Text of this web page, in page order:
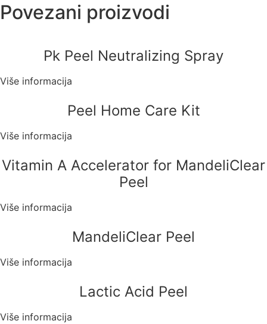
Povezani proizvodi
Pk Peel Neutralizing Spray
Više informacija
Peel Home Care Kit
Više informacija
Vitamin A Accelerator for MandeliClear
Peel
Više informacija
MandeliClear Peel
Više informacija
Lactic Acid Peel
Više informacija